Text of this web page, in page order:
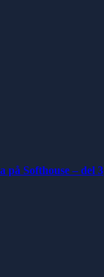
på Softhouse – del 3